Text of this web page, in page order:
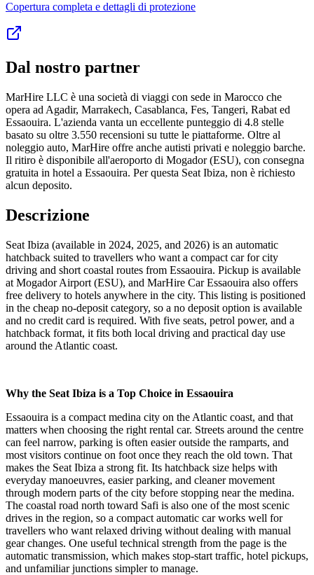
Copertura completa e dettagli di protezione
Dal nostro partner
MarHire LLC è una società di viaggi con sede in Marocco che
opera ad Agadir, Marrakech, Casablanca, Fes, Tangeri, Rabat ed
Essaouira. L'azienda vanta un eccellente punteggio di 4.8 stelle
basato su oltre 3.550 recensioni su tutte le piattaforme. Oltre al
noleggio auto, MarHire offre anche autisti privati e noleggio barche.
Il ritiro è disponibile all'aeroporto di Mogador (ESU), con consegna
gratuita in hotel a Essaouira. Per questa Seat Ibiza, non è richiesto
alcun deposito.
Descrizione
Seat Ibiza (available in 2024, 2025, and 2026) is an automatic
hatchback suited to travellers who want a compact car for city
driving and short coastal routes from Essaouira. Pickup is available
at Mogador Airport (ESU), and MarHire Car Essaouira also offers
free delivery to hotels anywhere in the city. This listing is positioned
in the cheap no-deposit category, so a no deposit option is available
and no credit card is required. With five seats, petrol power, and a
hatchback format, it fits both local driving and practical day use
around the Atlantic coast.
Why the Seat Ibiza is a Top Choice in Essaouira
Essaouira is a compact medina city on the Atlantic coast, and that
matters when choosing the right rental car. Streets around the centre
can feel narrow, parking is often easier outside the ramparts, and
most visitors continue on foot once they reach the old town. That
makes the Seat Ibiza a strong fit. Its hatchback size helps with
everyday manoeuvres, easier parking, and cleaner movement
through modern parts of the city before stopping near the medina.
The coastal road north toward Safi is also one of the most scenic
drives in the region, so a compact automatic car works well for
travellers who want relaxed driving without dealing with manual
gear changes. One useful technical strength from the page is the
automatic transmission, which makes stop-start traffic, hotel pickups,
and unfamiliar junctions simpler to manage.